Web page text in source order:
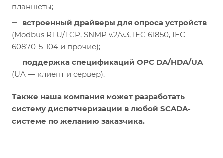
планшеты;
встроенный драйверы для опроса устройств
(Modbus RTU/TCP, SNMP v.2/v.3, IEC 61850, IEC
60870-5-104 и прочие);
поддержка спецификаций OPC DA/HDA/UA
(UA — клиент и сервер).
Также наша компания может разработать
систему диспетчеризации в любой SCADA-
системе по желанию заказчика.